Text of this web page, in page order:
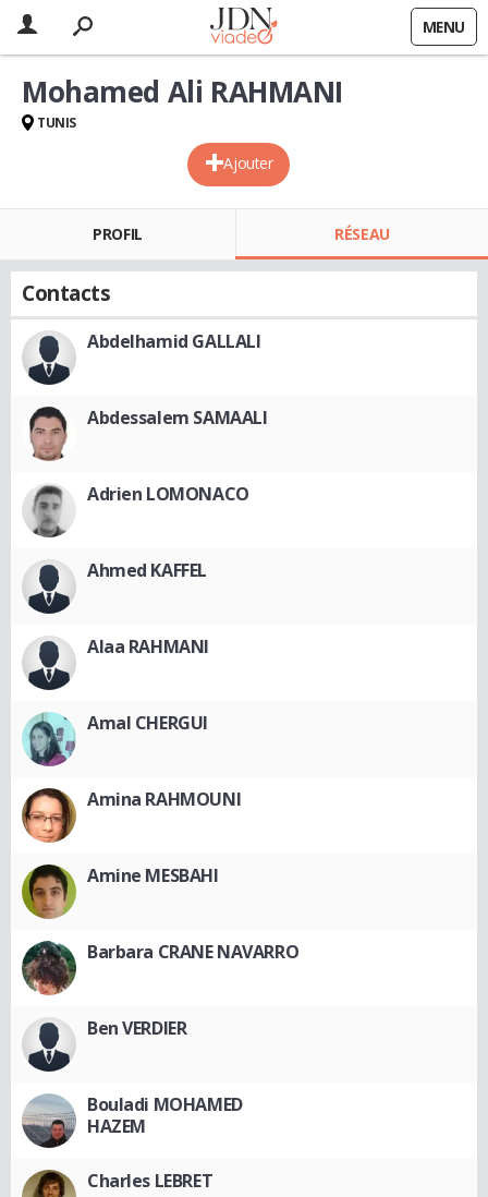
MENU
Ajouter
Mohamed Ali RAHMANI
TUNIS
PROFIL RÉSEAU
Contacts
Abdelhamid GALLALI
Abdessalem SAMAALI
Adrien LOMONACO
Ahmed KAFFEL
Alaa RAHMANI
Amal CHERGUI
Amina RAHMOUNI
Amine MESBAHI
Barbara CRANE NAVARRO
Ben VERDIER
Bouladi MOHAMED
HAZEM
Charles LEBRET